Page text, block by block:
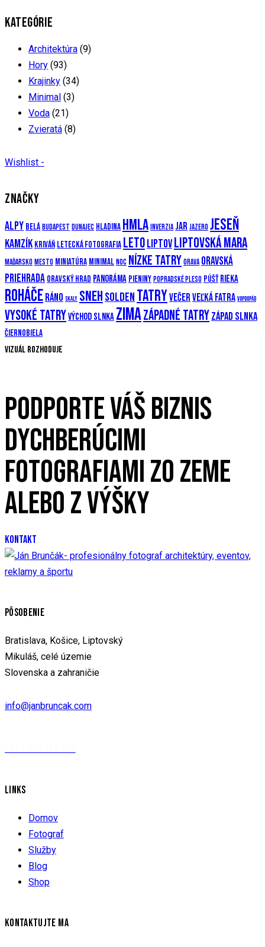
KATEGÓRIE
Architektúra (9)
Hory (93)
Krajinky (34)
Minimal (3)
Voda (21)
Zvieratá (8)
Wishlist -
ZNAČKY
Alpy Belá Budapest Dunajec Hladina Hmla Inverzia Jar JazeroJeseň
Kamzík Kriváň Letecká fotografia LetoLiptovLiptovská mara
Maďarsko Mesto Miniatúra Minimal Noc Nízke TatryOrava Oravská
priehrada Oravský hrad Panoráma Pieniny Popradské pleso Púšť Rieka
RoháčeRáno Skaly Sneh Solden TatryvečerVeľká Fatra Vopdopád
Vysoké TatryVýchod slnka ZimaZápadné TatryZápad slnka
Čiernobiela
Vizuál rozhoduje
PODPORTE VÁŠ BIZNIS
DYCHBERÚCIMI
FOTOGRAFIAMI ZO ZEME
ALEBO Z VÝŠKY
KONTAKT
PÔSOBENIE
Bratislava, Košice, Liptovský
Mikuláš, celé územie
Slovenska a zahraničie
info@janbruncak.com
LINKS
Domov
Fotograf
Služby
Blog
Shop
KONTAKTUJTE MA